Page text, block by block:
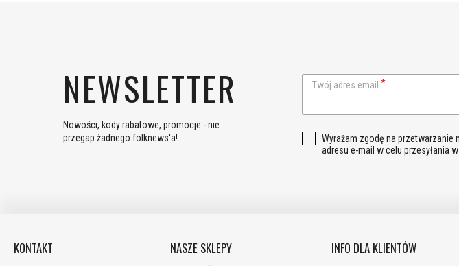
NEWSLETTER
Nowości, kody rabatowe, promocje - nie
przegap żadnego folknews'a!
Twój adres email
Wyrażam zgodę na
adresu e-mail w celu przesyłania
KONTAKT NASZE SKLEPY INFO DLA KLIENTÓW